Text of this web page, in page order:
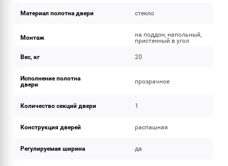
Материал полотна двери стекло
Монтаж
на поддон, напольный,
пристенный в угол
Вес, кг 20
Исполнение полотна
двери
прозрачное
Количество секций двери 1
Конструкция дверей распашная
Регулируемая ширина да